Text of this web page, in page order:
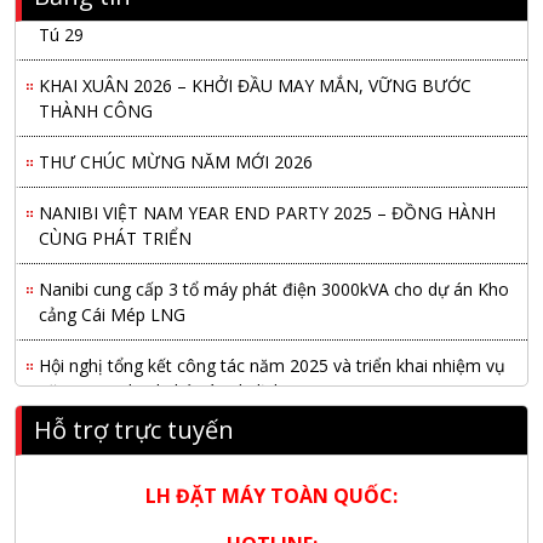
Nanibi Cung Cấp Động Cơ Weichai Cho Tàu Vận Tải Minh
Tú 29
KHAI XUÂN 2026 – KHỞI ĐẦU MAY MẮN, VỮNG BƯỚC
THÀNH CÔNG
THƯ CHÚC MỪNG NĂM MỚI 2026
NANIBI VIỆT NAM YEAR END PARTY 2025 – ĐỒNG HÀNH
CÙNG PHÁT TRIỂN
Nanibi cung cấp 3 tổ máy phát điện 3000kVA cho dự án Kho
cảng Cái Mép LNG
Hội nghị tổng kết công tác năm 2025 và triển khai nhiệm vụ
năm 2026 do chi hội tàu du lịch Hạ Long
NANIBI khai trương văn phòng Ninh Bình & kỷ niệm 15 năm
phát triển bền vững
Tập đoàn Công nghiệp nặng Sơn Đông tổ chức Hội nghị đối
Hỗ trợ trực tuyến
LH ĐẶT MÁY TOÀN QUỐC: